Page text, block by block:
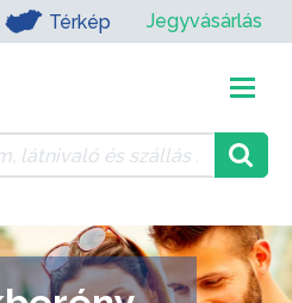
Térkép Jegyvásárlás